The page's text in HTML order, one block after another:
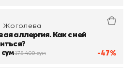
-47%
Жоголева
аллергия. Как с ней
сум175 400 сум